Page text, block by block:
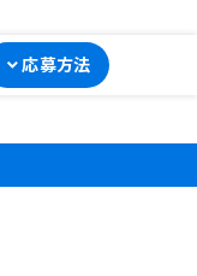
応募方法